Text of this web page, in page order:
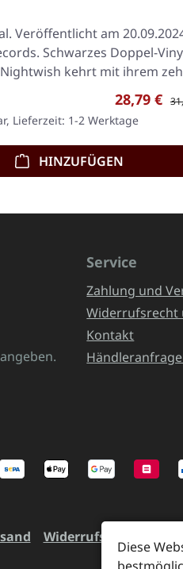
Veröffentlicht am
Schwarzes Doppel-
Nightwish kehrt mit ihrem
28,79 €
Lieferzeit: 1-2 Werktage
HINZUFÜGEN
Service
Zahlung und
Widerrufsrecht
Kontakt
Widerrufsrecht und
Diese